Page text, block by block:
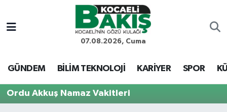
07.08.2026, Cuma
GÜNDEM BİLİM TEKNOLOJİ KARİYER SPOR
Ordu Akkuş Namaz Vakitleri
Kocaeli Nöbetçi Eczaneler
Kocaeli Hava Durumu
Kocaeli Trafik Yoğunluk Haritası